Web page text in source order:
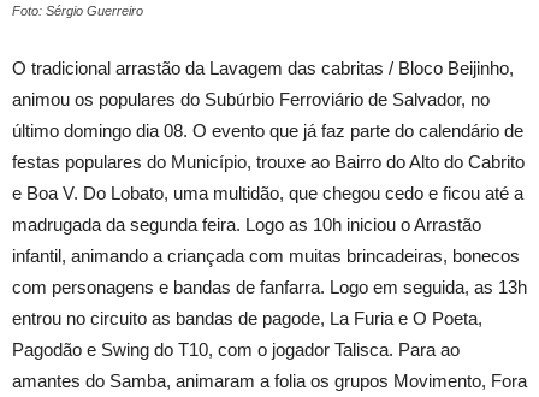
Foto: Sérgio Guerreiro
O tradicional arrastão da Lavagem das cabritas / Bloco Beijinho,
animou os populares do Subúrbio Ferroviário de Salvador, no
último domingo dia 08. O evento que já faz parte do calendário de
festas populares do Município, trouxe ao Bairro do Alto do Cabrito
e Boa V. Do Lobato, uma multidão, que chegou cedo e ficou até a
madrugada da segunda feira. Logo as 10h iniciou o Arrastão
infantil, animando a criançada com muitas brincadeiras, bonecos
com personagens e bandas de fanfarra. Logo em seguida, as 13h
entrou no circuito as bandas de pagode, La Furia e O Poeta,
Pagodão e Swing do T10, com o jogador Talisca. Para ao
amantes do Samba, animaram a folia os grupos Movimento, Fora